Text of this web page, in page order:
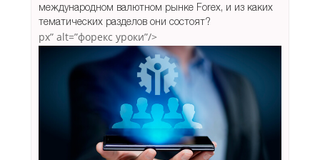
международном валютном рынке Forex, и из каких
тематических разделов они состоят?
px” alt=”форекс уроки”/>